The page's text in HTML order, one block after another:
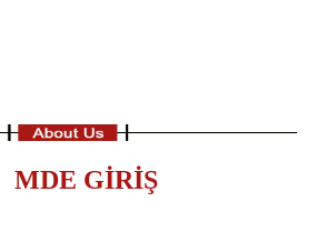
MDE GİRİŞ